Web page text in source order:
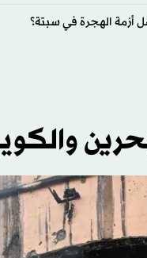
بمقعد وتصويت داخل